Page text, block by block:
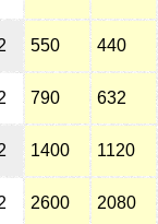
550 440
790 632
1400 1120
2600 2080